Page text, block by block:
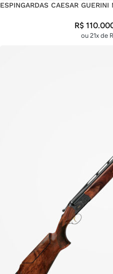
ESPINGARDAS CAESAR
R$
ou 21x de